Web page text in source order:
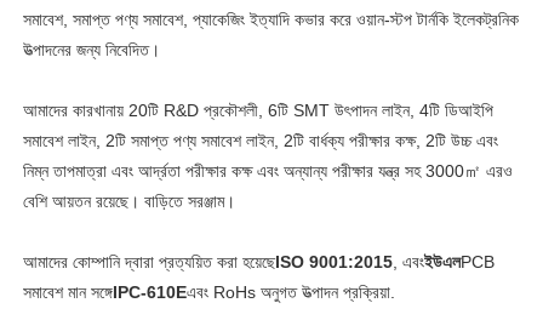
সমাবেশ, সমাপ্ত পণ্য সমাবেশ, প্যাকেজিং ইত্যাদি কভার করে ওয়ান-স্টপ টার্নকি ইলেকট্রনিক
উত্পাদনের জন্য নিবেদিত।
আমাদের কারখানায় 20টি R&D প্রকৌশলী, 6টি SMT উৎপাদন লাইন, 4টি ডিআইপি
সমাবেশ লাইন, 2টি সমাপ্ত পণ্য সমাবেশ লাইন, 2টি বার্ধক্য পরীক্ষার কক্ষ, 2টি উচ্চ এবং
নিম্ন তাপমাত্রা এবং আর্দ্রতা পরীক্ষার কক্ষ এবং অন্যান্য পরীক্ষার যন্ত্র সহ 3000㎡ এরও
বেশি আয়তন রয়েছে। বাড়িতে সরঞ্জাম।
আমাদের কোম্পানি দ্বারা প্রত্যয়িত করা হয়েছেISO 9001:2015, এবংইউএলPCB
সমাবেশ মান সঙ্গেIPC-610Eএবং RoHs অনুগত উত্পাদন প্রক্রিয়া.